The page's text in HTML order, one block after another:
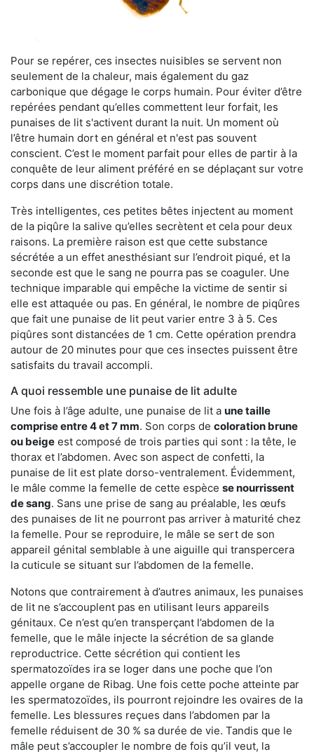
Pour se repérer, ces insectes nuisibles se servent non
seulement de la chaleur, mais également du gaz
carbonique que dégage le corps humain. Pour éviter d’être
repérées pendant qu’elles commettent leur forfait, les
punaises de lit s'activent durant la nuit. Un moment où
l’être humain dort en général et n'est pas souvent
conscient. C’est le moment parfait pour elles de partir à la
conquête de leur aliment préféré en se déplaçant sur votre
corps dans une discrétion totale.
Très intelligentes, ces petites bêtes injectent au moment
de la piqûre la salive qu’elles secrètent et cela pour deux
raisons. La première raison est que cette substance
sécrétée a un effet anesthésiant sur l’endroit piqué, et la
seconde est que le sang ne pourra pas se coaguler. Une
technique imparable qui empêche la victime de sentir si
elle est attaquée ou pas. En général, le nombre de piqûres
que fait une punaise de lit peut varier entre 3 à 5. Ces
piqûres sont distancées de 1 cm. Cette opération prendra
autour de 20 minutes pour que ces insectes puissent être
satisfaits du travail accompli.
A quoi ressemble une punaise de lit adulte
Une fois à l’âge adulte, une punaise de lit a une taille
comprise entre 4 et 7 mm. Son corps de coloration brune
ou beige est composé de trois parties qui sont : la tête, le
thorax et l’abdomen. Avec son aspect de confetti, la
punaise de lit est plate dorso-ventralement. Évidemment,
le mâle comme la femelle de cette espèce se nourrissent
de sang. Sans une prise de sang au préalable, les œufs
des punaises de lit ne pourront pas arriver à maturité chez
la femelle. Pour se reproduire, le mâle se sert de son
appareil génital semblable à une aiguille qui transpercera
la cuticule se situant sur l’abdomen de la femelle.
Notons que contrairement à d’autres animaux, les punaises
de lit ne s’accouplent pas en utilisant leurs appareils
génitaux. Ce n’est qu’en transperçant l’abdomen de la
femelle, que le mâle injecte la sécrétion de sa glande
reproductrice. Cette sécrétion qui contient les
spermatozoïdes ira se loger dans une poche que l’on
appelle organe de Ribag. Une fois cette poche atteinte par
les spermatozoïdes, ils pourront rejoindre les ovaires de la
femelle. Les blessures reçues dans l’abdomen par la
femelle réduisent de 30 % sa durée de vie. Tandis que le
mâle peut s’accoupler le nombre de fois qu’il veut, la